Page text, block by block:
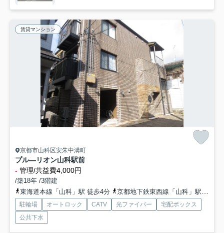
賃貸マンション
京都市山科区安朱中溝町
プル―リオン山科駅前
- 管理/共益費4,000円
/築18年 /3階建
東海道本線「山科」駅 徒歩4分
京都地下鉄東西線「山科」駅 徒歩4分
駐輪場 オートロック CATV 光ファイバー
宅配ボックス
公共下水